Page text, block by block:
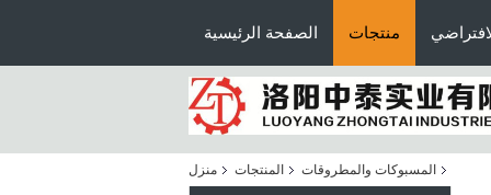
الصفحة الرئيسية منتجات
منزل المنتجات المسبوكات والمطروقات